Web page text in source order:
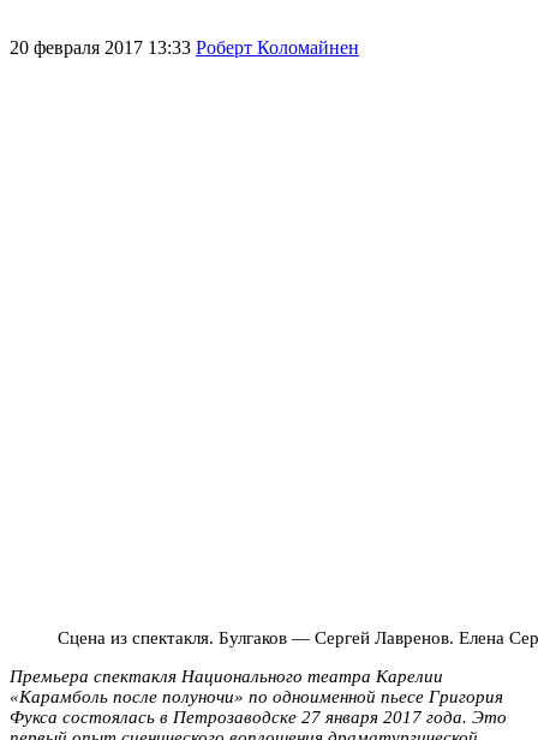
20 февраля 2017 13:33 Роберт Коломайнен
Сцена из спектакля. Булгаков — Сергей Лавренов. Елена
Премьера спектакля Национального театра Карелии
«Карамболь после полуночи» по одноименной пьесе Григория
Фукса состоялась в Петрозаводске 27 января 2017 года. Это